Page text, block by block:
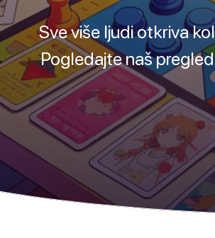
Sve više ljudi otkriva
Pogledajte naš